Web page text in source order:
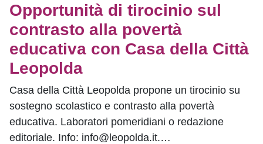
Opportunità di tirocinio sul
contrasto alla povertà
educativa con Casa della Città
Leopolda
Casa della Città Leopolda propone un tirocinio su
sostegno scolastico e contrasto alla povertà
educativa. Laboratori pomeridiani o redazione
editoriale. Info: info@leopolda.it.…